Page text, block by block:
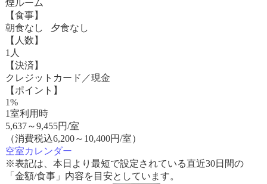
煙ルーム
【食事】
朝食なし 夕食なし
【人数】
1人
【決済】
クレジットカード／現金
【ポイント】
1%
1室利用時
5,637～9,455円/室
（消費税込6,200～10,400円/室）
空室カレンダー
※表記は、本日より最短で設定されている直近30日間の
「金額/食事」内容を目安としています。